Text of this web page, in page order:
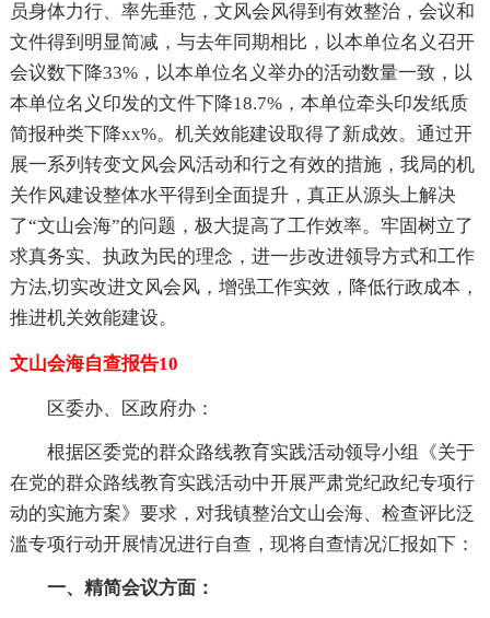
员身体力行、率先垂范，文风会风得到有效整治，会议和
文件得到明显简减，与去年同期相比，以本单位名义召开
会议数下降33%，以本单位名义举办的活动数量一致，以
本单位名义印发的文件下降18.7%，本单位牵头印发纸质
简报种类下降xx%。机关效能建设取得了新成效。通过开
展一系列转变文风会风活动和行之有效的措施，我局的机
关作风建设整体水平得到全面提升，真正从源头上解决
了“文山会海”的问题，极大提高了工作效率。牢固树立了
求真务实、执政为民的理念，进一步改进领导方式和工作
方法,切实改进文风会风，增强工作实效，降低行政成本，
推进机关效能建设。
文山会海自查报告10
区委办、区政府办：
根据区委党的群众路线教育实践活动领导小组《关于
在党的群众路线教育实践活动中开展严肃党纪政纪专项行
动的实施方案》要求，对我镇整治文山会海、检查评比泛
滥专项行动开展情况进行自查，现将自查情况汇报如下：
一、精简会议方面：